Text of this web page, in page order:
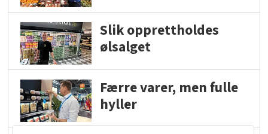
Slik opprettholdes
ølsalget
Færre varer, men fulle
hyller